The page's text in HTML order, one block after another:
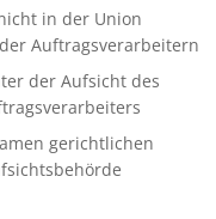
in der Union
Auftragsverarbeitern
der Aufsicht des
gerichtlichen